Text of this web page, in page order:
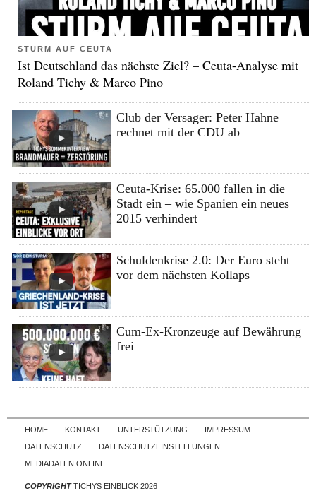
STURM AUF CEUTA
Ist Deutschland das nächste Ziel? – Ceuta-Analyse mit
Roland Tichy & Marco Pino
Club der Versager: Peter Hahne
rechnet mit der CDU ab
Ceuta-Krise: 65.000 fallen in die
Stadt ein – wie Spanien ein neues
2015 verhindert
Schuldenkrise 2.0: Der Euro steht
vor dem nächsten Kollaps
Cum-Ex-Kronzeuge auf Bewährung
frei
Skip to content
HOME KONTAKT UNTERSTÜTZUNG
IMPRESSUM
DATENSCHUTZ
DATENSCHUTZEINSTELLUNGEN
MEDIADATEN ONLINE
COPYRIGHTTICHYS EINBLICK 2026